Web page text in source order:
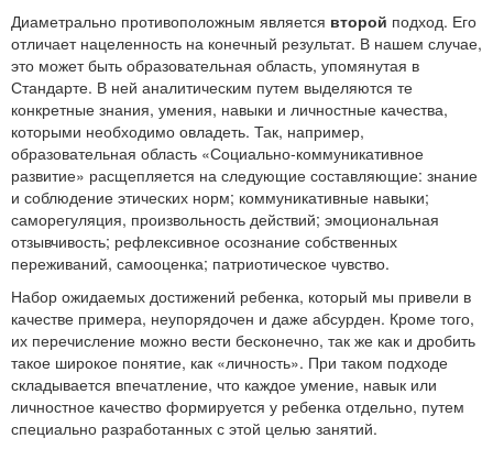
Диаметрально противоположным является второй подход. Его
отличает нацеленность на конечный результат. В нашем случае,
это может быть образовательная область, упомянутая в
Стандарте. В ней аналитическим путем выделяются те
конкретные знания, умения, навыки и личностные качества,
которыми необходимо овладеть. Так, например,
образовательная область «Социально-коммуникативное
развитие» расщепляется на следующие составляющие: знание
и соблюдение этических норм; коммуникативные навыки;
саморегуляция, произвольность действий; эмоциональная
отзывчивость; рефлексивное осознание собственных
переживаний, самооценка; патриотическое чувство.
Набор ожидаемых достижений ребенка, который мы привели в
качестве примера, неупорядочен и даже абсурден. Кроме того,
их перечисление можно вести бесконечно, так же как и дробить
такое широкое понятие, как «личность». При таком подходе
складывается впечатление, что каждое умение, навык или
личностное качество формируется у ребенка отдельно, путем
специально разработанных с этой целью занятий.